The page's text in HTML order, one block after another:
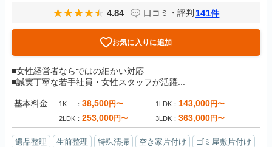
4.84 口コミ・評判 141件
お気に入りに追加
■女性経営者ならではの細かい対応
■誠実丁寧な若手社員・女性スタッフが活躍...
基本料金 1K 38,500円〜 1LDK 143,000円〜
2LDK 253,000円〜 3LDK 363,000円〜
遺品整理 生前整理 特殊清掃 空き家片付け
ゴミ屋敷片付け